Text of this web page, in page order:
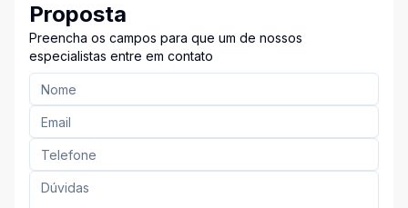
Proposta
Preencha os campos para que um de nossos
especialistas entre em contato